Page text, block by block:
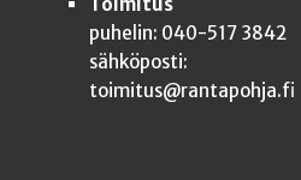
puhelin: 040-517 3842
sähköposti:
toimitus@rantapohja.fi